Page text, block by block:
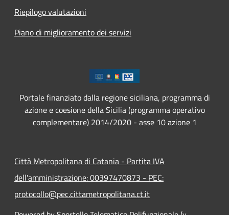
Riepilogo valutazioni
Piano di miglioramento dei servizi
Portale finanziato dalla regione siciliana, programma di
azione e coesione della Sicilia (programma operativo
complementare) 2014/2020 - asse 10 azione 1
Città Metropolitana di Catania - Partita IVA
dell'amministrazione: 00397470873 - PEC:
protocollo@pec.cittametropolitana.ct.it